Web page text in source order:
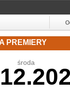
PREMIERY
środa